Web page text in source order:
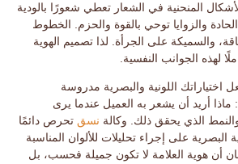
المنحنية في الشعار تعطي شعورًا بالودية
الحادة والزوايا توحي بالقوة والحزم. الخطوط
والسميكة على الجرأة. لذا تصميم الهوية
لهذه الجوانب النفسية.
اختياراتك اللونية والبصرية مدروسة
أريد أن يشعر به العميل عندما يرى
الذي يحقق ذلك. وكالة نسق تحرص دائمًا
البصرية على إجراء تحليلات للألوان المناسبة
أن هوية العلامة لا تكون جميلة فحسب، بل